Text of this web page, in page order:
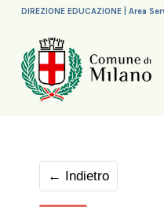
DIREZIONE EDUCAZIONE | Area
← Indietro